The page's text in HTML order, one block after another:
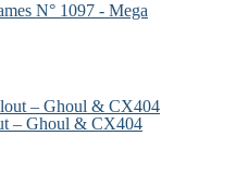
N° 1097 - Mega
– Ghoul & CX404